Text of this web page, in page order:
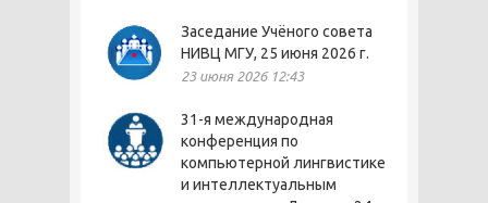
Заседание Учёного совета
НИВЦ МГУ, 25 июня 2026 г.
23 июня 2026 12:43
31-я международная
конференция по
компьютерной лингвистике
и интеллектуальным